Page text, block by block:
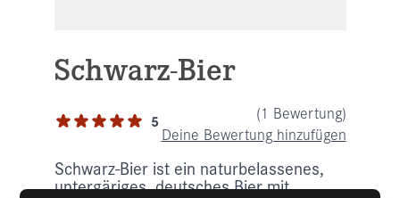
Schwarz-Bier
5
(1 Bewertung)
Deine Bewertung hinzufügen
Schwarz-Bier ist ein naturbelassenes,
untergäriges, deutsches Bier mit